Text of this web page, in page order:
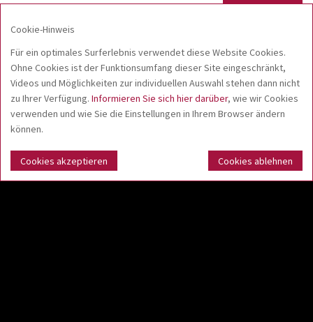
Kontakt
Kunststoff Christel GmbH & Co. KG
Carl-Friedrich-Benz-Str. 6
78073 Bad Dürrheim
Deutschland
Cookie-Hinweis
Für ein optimales Surferlebnis verwendet diese Website Cookies.
Ohne Cookies ist der Funktionsumfang dieser Site eingeschränkt,
Videos und Möglichkeiten zur individuellen Auswahl stehen dann nicht
zu Ihrer Verfügung. Informieren Sie sich hier darüber, wie wir Cookies
verwenden und wie Sie die Einstellungen in Ihrem Browser ändern
können.
Cookies akzeptieren Cookies ablehnen